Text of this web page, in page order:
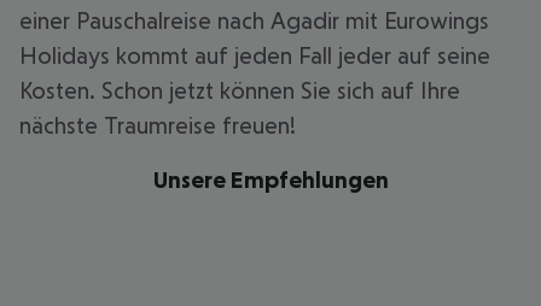
einer Pauschalreise nach Agadir mit Eurowings
Holidays kommt auf jeden Fall jeder auf seine
Kosten. Schon jetzt können Sie sich auf Ihre
nächste Traumreise freuen!
Unsere Empfehlungen